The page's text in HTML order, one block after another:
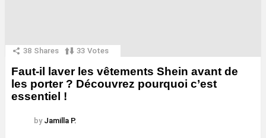
38 Shares 33 Votes
Faut-il laver les vêtements Shein avant de
les porter ? Découvrez pourquoi c’est
essentiel !
by Jamilla P.